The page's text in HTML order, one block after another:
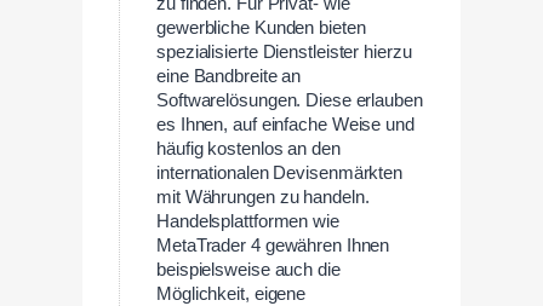
gewerbliche Kunden bieten
spezialisierte Dienstleister hierzu
eine Bandbreite an
Softwarelösungen. Diese erlauben
es Ihnen, auf einfache Weise und
häufig kostenlos an den
internationalen Devisenmärkten
mit Währungen zu handeln.
Handelsplattformen wie
MetaTrader 4 gewähren Ihnen
beispielsweise auch die
Möglichkeit, eigene